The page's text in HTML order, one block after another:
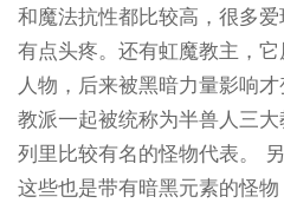
和魔法抗性都比较高，很多
有点头疼。还有虹魔教主，
人物，后来被黑暗力量影响
教派一起被统称为半兽人三
列里比较有名的怪物代表。
这些也是带有暗黑元素的怪